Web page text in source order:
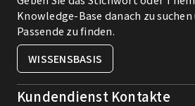
Knowledge-Base danach zu suchen
Passende zu finden.
WISSENSBASIS
Kundendienst Kontakte